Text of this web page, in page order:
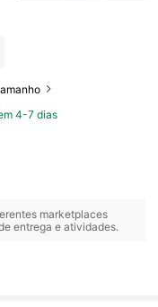
4-7 dias
marketplaces
entrega e atividades.